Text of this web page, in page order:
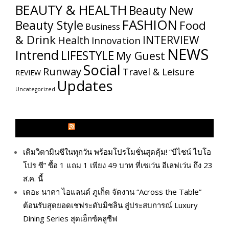
BEAUTY & HEALTH Beauty New
Beauty Style Business FASHION Food
& Drink Health Innovation INTERVIEW
Intrend LIFESTYLE My​ Guest NEWS
REVIEW RunwaySocial Travel & Leisure
Uncategorized Updates
เติมวิตามินซีในทุกวัน พร้อมโปรโมชั่นสุดคุ้ม! “บีไชน์ ไบโอ
โปร ซี” ซื้อ 1 แถม 1 เพียง 49 บาท ที่เซเว่น อีเลฟเว่น ถึง 23
ส.ค. นี้
เดอะ นาคา ไอแลนด์ ภูเก็ต จัดงาน “Across the Table”
ต้อนรับสุดยอดเชฟระดับมิชลิน สู่ประสบการณ์ Luxury
Dining Series สุดเอ็กซ์คลูซีฟ